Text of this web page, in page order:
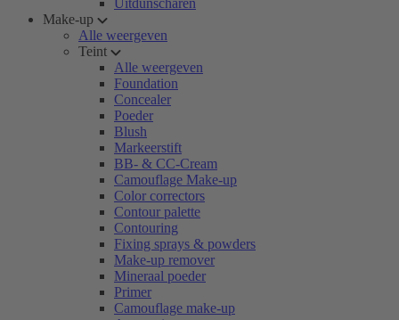
Uitdunscharen
Make-up
Alle weergeven
Teint
Alle weergeven
Foundation
Concealer
Poeder
Blush
Markeerstift
BB- & CC-Cream
Camouflage Make-up
Color correctors
Contour palette
Contouring
Fixing sprays & powders
Make-up remover
Mineraal poeder
Primer
Camouflage make-up